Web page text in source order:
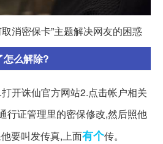
消密保卡”主题解决网友的困惑
怎么解除?
开诛仙官方网站2.点击帐户相关
行证管理里的密保修改,然后照他
要叫发传真,上面有个传。